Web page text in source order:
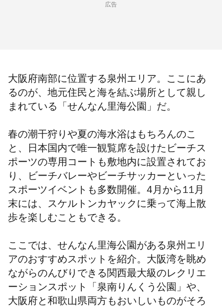
広告
大阪府南部に位置する泉州エリア。ここにあ
るのが、地元住民と海を結ぶ場所として親し
まれている「せんなん里海公園」だ。
春の潮干狩りや夏の海水浴はもちろんのこ
と、日本国内で唯一観覧席を設けたビーチス
ポーツの専用コートも敷地内に設置されてお
り、ビーチバレーやビーチサッカーといった
スポーツイベントも多数開催。4月から11月
末には、スケルトンカヤックに乗って海上散
歩を楽しむこともできる。
ここでは、せんなん里海公園がある泉州エリ
アのおすすめスポットを紹介。大阪湾を眺め
ながらのんびりできる関西最大級のレクリエ
ーションスポット「泉南りんくう公園」や、
大阪府と和歌山県両方もおいしいものがそろ